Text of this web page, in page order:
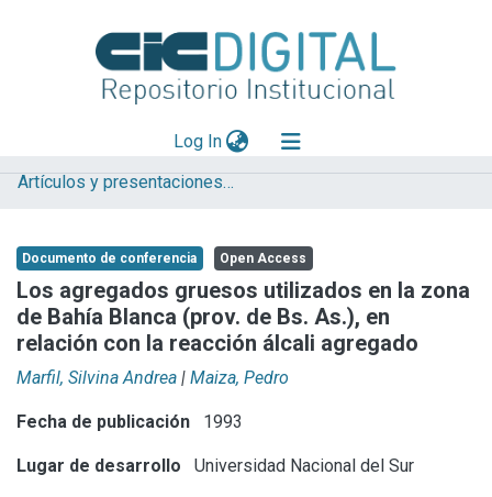
Log In(current)
Explorar
Aportar material
Statistics
Artículos y presentaciones en Congresos
Documento de conferencia Open Access
Los agregados gruesos utilizados en la zona
de Bahía Blanca (prov. de Bs. As.), en
relación con la reacción álcali agregado
Marfil, Silvina Andrea | Maiza, Pedro
Fecha de publicación 1993
Lugar de desarrollo Universidad Nacional del Sur